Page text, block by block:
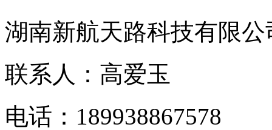
湖南新航天路科技有限公
联系人：高爱玉
电话：189938867578